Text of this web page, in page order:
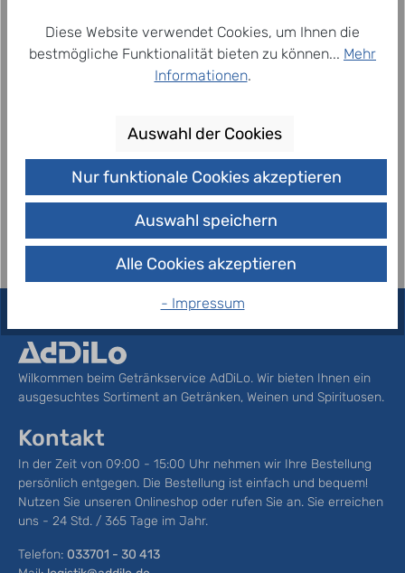
Zum Merkzettel hinzufügen
fair produziert und gehandelt und so fair-dammt
lecker, wie nur eine richtig…Mehr
Wilkommen beim Getränkservice AdDiLo. Wir bieten Ihnen ein
ausgesuchtes Sortiment an Getränken, Weinen und Spirituosen.
Kontakt
In der Zeit von 09:00 - 15:00 Uhr nehmen wir Ihre Bestellung
persönlich entgegen. Die Bestellung ist einfach und bequem!
Nutzen Sie unseren Onlineshop oder rufen Sie an. Sie erreichen
uns - 24 Std. / 365 Tage im Jahr.
Telefon: 033701 - 30 413
Diese Website verwendet Cookies, um Ihnen die
bestmögliche Funktionalität bieten zu können... Mehr
Informationen.
Auswahl der Cookies
Nur funktionale Cookies akzeptieren
Auswahl speichern
Alle Cookies akzeptieren
- Impressum